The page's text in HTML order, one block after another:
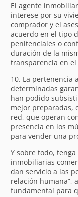
El agente
interese por su
comprador y el
acuerdo en el tipo
penitenciales o
duración de la
transparencia en el
10. La pertenencia
determinadas
han podido
mejor preparadas,
red, que operan
presencia en los
para vender una
Y sobre todo,
inmobiliarias
dan servicio a las
relación humana”,
fundamental para